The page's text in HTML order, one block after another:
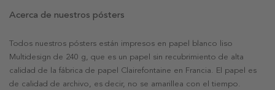
Acerca de nuestros pósters
Todos nuestros pósters están impresos en papel blanco liso
Multidesign de 240 g, que es un papel sin recubrimiento de alta
calidad de la fábrica de papel Clairefontaine en Francia. El papel es
de calidad de archivo, es decir, no se amarillea con el tiempo.